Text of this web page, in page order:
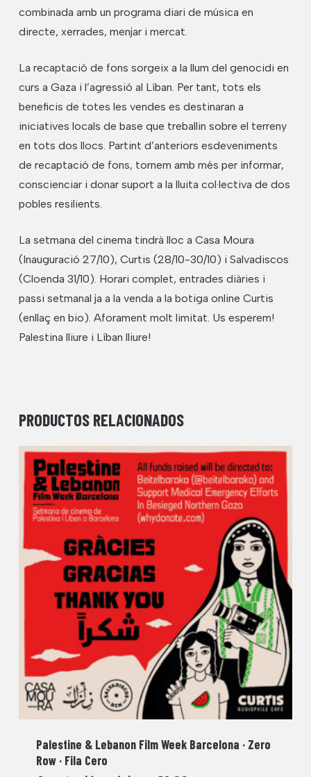
combinada amb un programa diari de música en
directe, xerrades, menjar i mercat.
La recaptació de fons sorgeix a la llum del genocidi en
curs a Gaza i l’agressió al Líban. Per tant, tots els
beneficis de totes les vendes es destinaran a
iniciatives locals de base que treballin sobre el terreny
en tots dos llocs. Partint d’anteriors esdeveniments
de recaptació de fons, tornem amb més per informar,
conscienciar i donar suport a la lluita col·lectiva de dos
pobles resilients.
La setmana del cinema tindrà lloc a Casa Moura
(Inauguració 27/10), Curtis (28/10-30/10) i Salvadiscos
(Cloenda 31/10). Horari complet, entrades diàries i
passi setmanal ja a la venda a la botiga online Curtis
(enllaç en bio). Aforament molt limitat. Us esperem!
Palestina lliure i Líban lliure!
PRODUCTOS RELACIONADOS
Palestine & Lebanon Film Week Barcelona · Zero
Row · Fila Cero